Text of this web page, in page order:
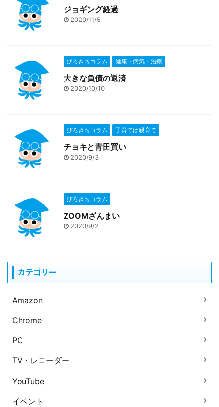
ジョギング経過
2020/11/5
ぴろきちコラム 健康・病気・治療
大きな負債の返済
2020/10/10
ぴろきちコラム 子育ては親育て
チョキと青田買い
2020/9/3
ぴろきちコラム
ZOOMざんまい
2020/9/2
カテゴリー
Amazon
Chrome
PC
TV・レコーダー
YouTube
イベント